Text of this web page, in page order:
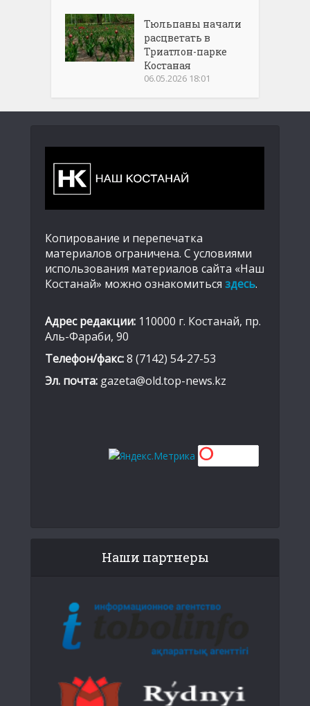
Тюльпаны начали
расцветать в
Триатлон-парке
Костаная
06.05.2026 18:01
Копирование и перепечатка
материалов ограничена. С условиями
использования материалов сайта «Наш
Костанай» можно ознакомиться здесь.
Адрес редакции: 110000 г. Костанай, пр.
Аль-Фараби, 90
Телефон/факс:8 (7142) 54-27-53
Эл. почта: gazeta@old.top-news.kz
Наши партнеры